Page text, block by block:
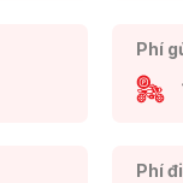
Phí
Phí